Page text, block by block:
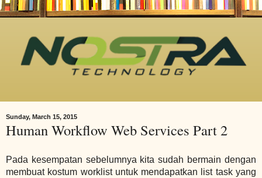
Sunday, March 15, 2015
Human Workflow Web Services Part 2
Pada kesempatan sebelumnya kita sudah bermain dengan
membuat kostum worklist untuk mendapatkan list task yang